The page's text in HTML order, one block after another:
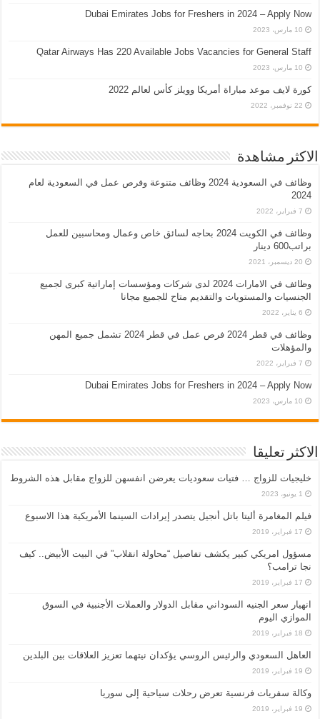
Dubai Emirates Jobs for Freshers in 2024 – Apply Now
10 مارس، 2023
Qatar Airways Has 220 Available Jobs Vacancies for General Staff
10 مارس، 2023
كورة لايف موعد مباراة أمريكا وويلز كأس لعالم 2022
22 نوفمبر، 2022
الاكثر مشاهدة
وظائف في السعودية 2024 وظائف متنوعة وفرص عمل في السعودية لعام
2024
7 فبراير، 2022
وظائف في الكويت 2024 بحاجه لسائق خاص وعمال ومحاسبين للعمل
براتب600 دينار
20 ديسمبر، 2021
وظائف في الامارات 2024 لدى شركات ومؤسسات إماراتية كبرى لجميع
الجنسيات والمستويات والتقديم متاح للجميع مجانا
6 يناير، 2022
وظائف في قطر 2024 فرص عمل في قطر 2024 تشمل جميع المهن
والمؤهلات
7 فبراير، 2022
Dubai Emirates Jobs for Freshers in 2024 – Apply Now
10 مارس، 2023
الاكثر تعليقا
خليجيات للزواج … فتيات سعوديات يعرضن انفسهن للزواج مقابل هذه الشروط
1 يونيو، 2023
فيلم المغامرة أليتا‭ ‬باتل أنجيل يتصدر إيرادات السينما الأمريكية هذا الاسبوع
17 فبراير، 2019
مسؤول امريكي كبير يكشف تفاصيل “محاولة انقلاب” في البيت الأبيض.. كيف
نجا ترامب؟
17 فبراير، 2019
انهيار سعر الجنيه السوداني مقابل الدولار والعملات الأجنبية في السوق
الموازي اليوم
18 فبراير، 2019
العاهل السعودي والرئيس الروسي يؤكدان نيتهما تعزيز العلاقات بين البلدين
19 فبراير، 2019
وكالة سفريات فرنسية تعرض رحلات سياحية إلى سوريا
19 فبراير، 2019